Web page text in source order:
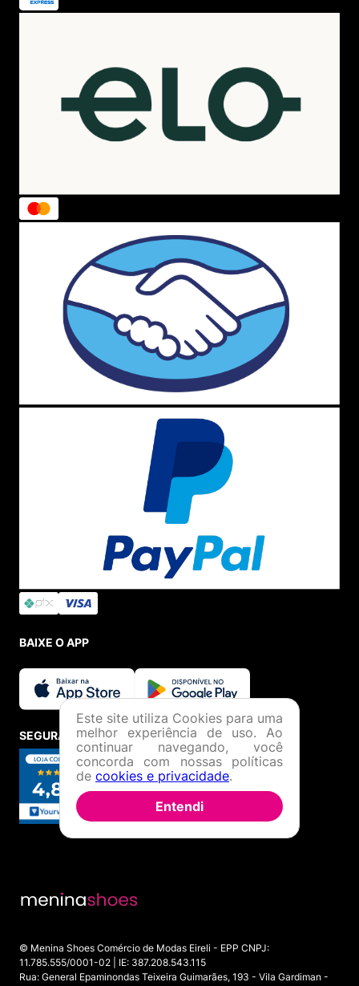
BAIXE O APP
SEGURANÇA E CREDIBILIDADE
© Menina Shoes Comércio de Modas Eireli - EPP CNPJ:
11.785.555/0001-02 | IE: 387.208.543.115
Rua: General Epaminondas Teixeira Guimarães, 193 - Vila Gardiman -
Este site utiliza Cookies para uma
melhor experiência de uso. Ao
continuar navegando, você
concorda com nossas políticas
de cookies e privacidade.
Entendi